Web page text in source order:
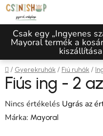
Ugrás a fő tartalomhoz
Csak egy „Ingyenes
Mayoral termék a
Kezdőlap
/ Gyerekruhák / Fiú ruhák /
Fiús ing - 2
A termék átlagos
Nincs értékelés Ugrás az
Márka: Mayoral